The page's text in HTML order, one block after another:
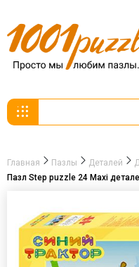
Главная Пазлы Деталей
Пазл Step puzzle 24 Maxi